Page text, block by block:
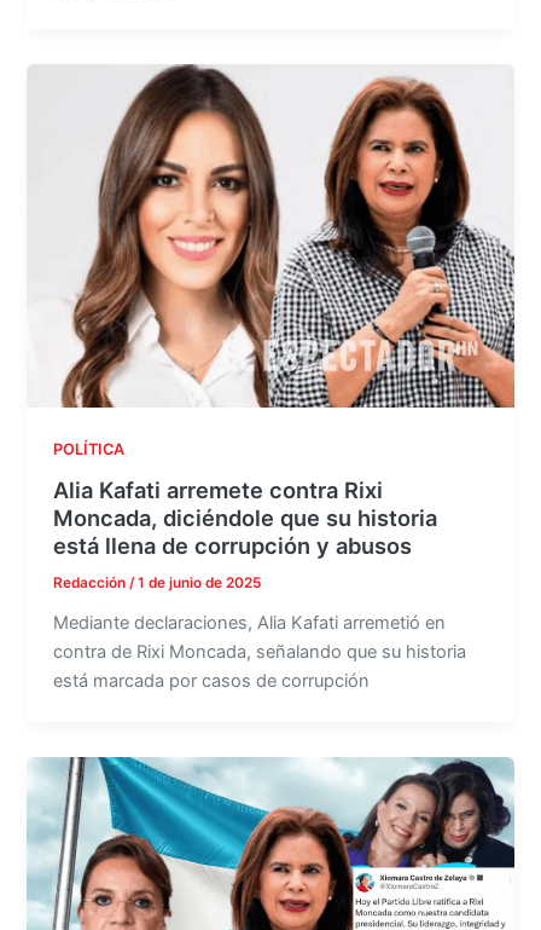
POLÍTICA
Alia Kafati arremete contra Rixi
Moncada, diciéndole que su historia
está llena de corrupción y abusos
Redacción/1 de junio de 2025
Mediante declaraciones, Alia Kafati arremetió en
contra de Rixi Moncada, señalando que su historia
está marcada por casos de corrupción